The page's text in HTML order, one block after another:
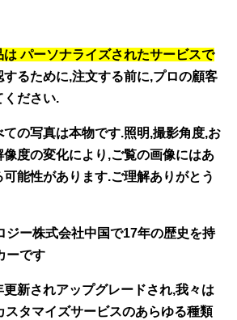
は パーソナライズされたサービスで
るために,注文する前に,プロの顧客
ください.
の写真は本物です.照明,撮影角度,お
像度の変化により,ご覧の画像にはあ
能性があります.ご理解ありがとう
ジー株式会社中国で17年の歴史を持
ーです
新されアップグレードされ,我々は
タマイズサービスのあらゆる種類